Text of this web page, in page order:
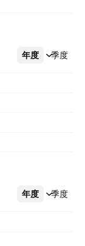
年度 季度
更多
年度 季度
更多